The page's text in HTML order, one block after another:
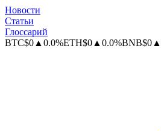
Новости
Статьи
Глоссарий
BTC$0 ▲ 0.0%ETH$0 ▲ 0.0%BNB$0 ▲